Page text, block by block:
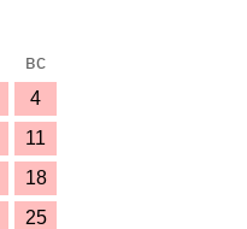
вс
4
11
18
25